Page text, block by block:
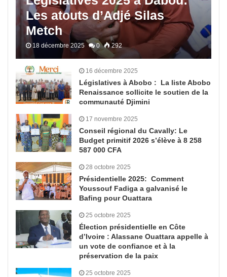
Les atouts d’Adjé Silas
Metch
18 décembre 2025 0 292
16 décembre 2025
Législatives à Abobo : La liste Abobo
Renaissance sollicite le soutien de la
communauté Djimini
17 novembre 2025
Conseil régional du Cavally: Le
Budget primitif 2026 s’élève à 8 258
587 000 CFA
28 octobre 2025
Présidentielle 2025: Comment
Youssouf Fadiga a galvanisé le
Bafing pour Ouattara
25 octobre 2025
Élection présidentielle en Côte
d’Ivoire : Alassane Ouattara appelle à
un vote de confiance et à la
préservation de la paix
25 octobre 2025